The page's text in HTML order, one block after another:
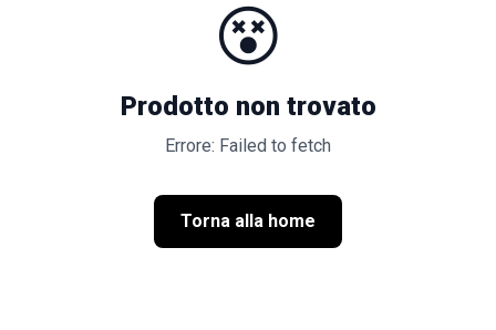
😵
Prodotto non trovato
Errore: Failed to fetch
Torna alla home